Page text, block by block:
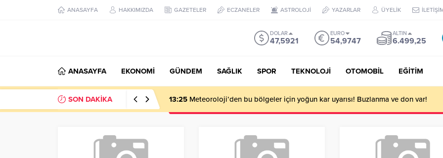
ANASAYFA HAKKIMIZDA GAZETELER ECZANELER ASTROLOJİ YAZARLAR ÜYELİK
DOLAR
47,5921
EURO
54,9747
ALTIN
6.499,25
ANASAYFA EKONOMİ GÜNDEM SAĞLIK SPOR TEKNOLOJİ OTOMOBİL EĞİTİM
SON DAKİKA 13:25 Meteoroloji’den bu bölgeler için yoğun kar uyarısı! Buzlanma ve don var!